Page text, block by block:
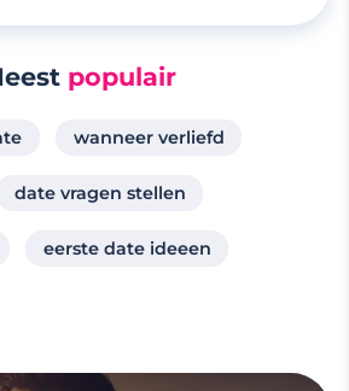
populair
wanneer verliefd
date vragen stellen
eerste date ideeen